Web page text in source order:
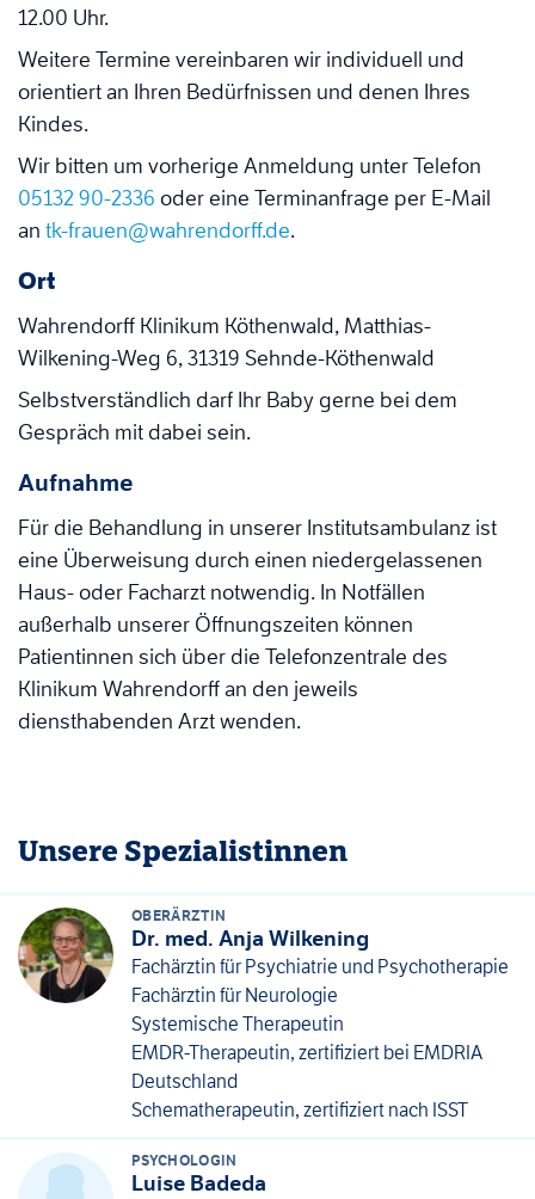
12.00 Uhr.
Weitere Termine vereinbaren wir individuell und
orientiert an Ihren Bedürfnissen und denen Ihres
Kindes.
Wir bitten um vorherige Anmeldung unter Telefon
05132 90-2336 oder eine Terminanfrage per E-Mail
an tk-frauen@wahrendorff.de.
Ort
Wahrendorff Klinikum Köthenwald, Matthias-
Wilkening-Weg 6, 31319 Sehnde-Köthenwald
Selbstverständlich darf Ihr Baby gerne bei dem
Gespräch mit dabei sein.
Aufnahme
Für die Behandlung in unserer Institutsambulanz ist
eine Überweisung durch einen niedergelassenen
Haus- oder Facharzt notwendig. In Notfällen
außerhalb unserer Öffnungszeiten können
Patientinnen sich über die Telefonzentrale des
Klinikum Wahrendorff an den jeweils
diensthabenden Arzt wenden.
Unsere Spezialistinnen
OBERÄRZTIN
Dr. med. Anja Wilkening
Fachärztin für Psychiatrie und Psychotherapie
Fachärztin für Neurologie
Systemische Therapeutin
EMDR-Therapeutin, zertifiziert bei EMDRIA
Deutschland
Schematherapeutin, zertifiziert nach ISST
PSYCHOLOGIN
Luise Badeda